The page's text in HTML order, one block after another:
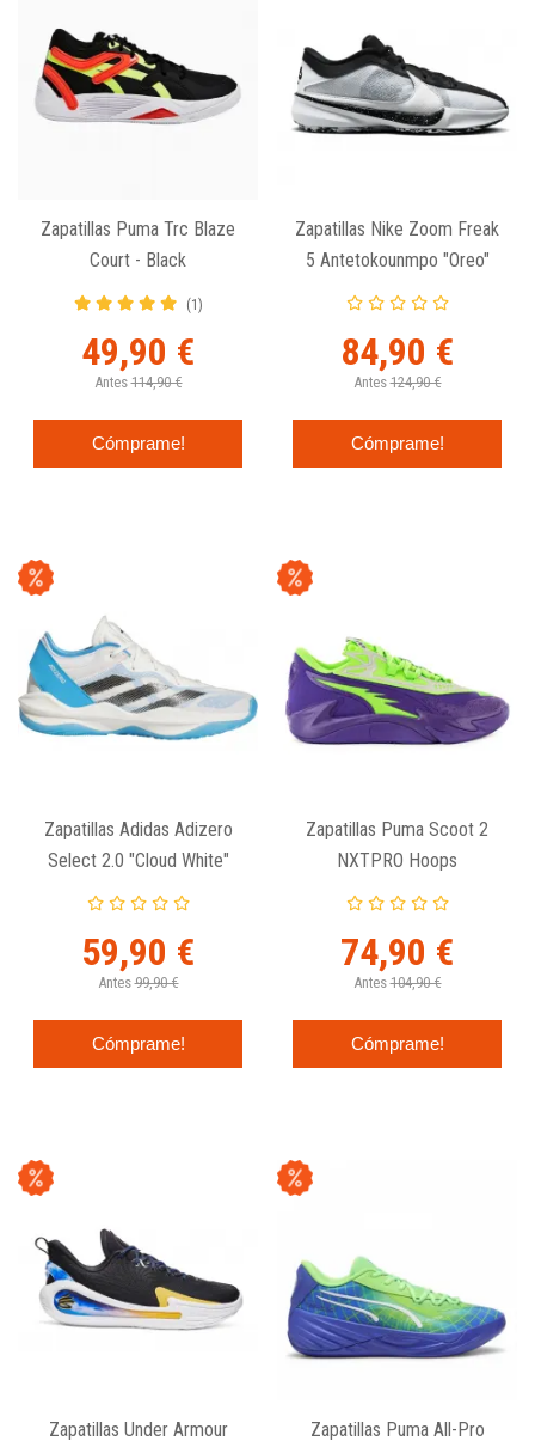
Zapatillas Puma Trc Blaze
Court - Black
(1)
49,90 €
Antes 114,90 €
Cómprame!
Zapatillas Nike Zoom Freak
5 Antetokounmpo "Oreo"
84,90 €
Antes 124,90 €
Cómprame!
Zapatillas Adidas Adizero
Select 2.0 "Cloud White"
59,90 €
Antes 99,90 €
Cómprame!
Zapatillas Puma Scoot 2
NXTPRO Hoops
74,90 €
Antes 104,90 €
Cómprame!
Zapatillas Under Armour
Zapatillas Puma All-Pro